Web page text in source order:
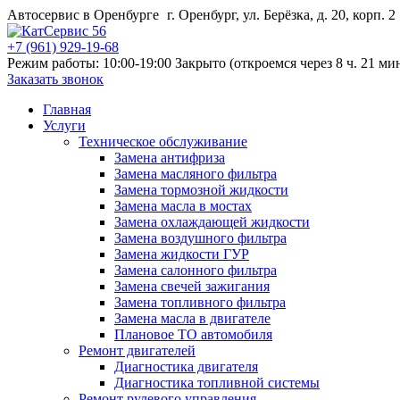
Автосервис в Оренбурге г. Оренбург, ул. Берёзка, д. 20, корп. 2
+7 (961) 929-19-68
Режим работы: 10:00-19:00 Закрыто (откроемся через 8 ч. 21
Заказать звонок
Главная
Услуги
Техническое обслуживание
Замена антифриза
Замена масляного фильтра
Замена тормозной жидкости
Замена масла в мостах
Замена охлаждающей жидкости
Замена воздушного фильтра
Замена жидкости ГУР
Замена салонного фильтра
Замена свечей зажигания
Замена топливного фильтра
Замена масла в двигателе
Плановое ТО автомобиля
Ремонт двигателей
Диагностика двигателя
Диагностика топливной системы